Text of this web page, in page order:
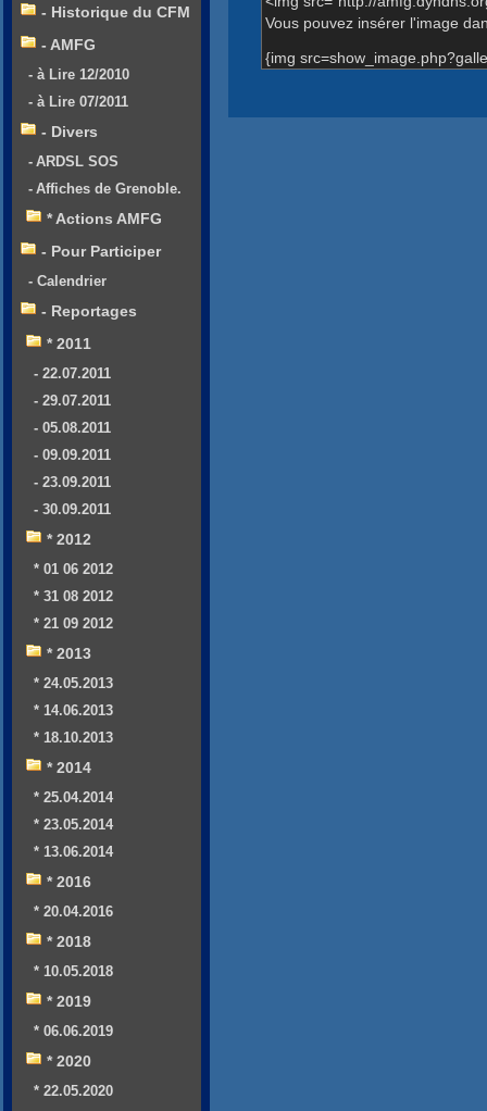
Vous pouvez insérer l'image
{img
- Historique du CFM
- AMFG
- à Lire 12/2010
- à Lire 07/2011
- Divers
- ARDSL SOS
- Affiches de Grenoble.
* Actions AMFG
- Pour Participer
- Calendrier
- Reportages
* 2011
- 22.07.2011
- 29.07.2011
- 05.08.2011
- 09.09.2011
- 23.09.2011
- 30.09.2011
* 2012
* 01 06 2012
* 31 08 2012
* 21 09 2012
* 2013
* 24.05.2013
* 14.06.2013
* 18.10.2013
* 2014
* 25.04.2014
* 23.05.2014
* 13.06.2014
* 2016
* 20.04.2016
* 2018
* 10.05.2018
* 2019
* 06.06.2019
* 2020
* 22.05.2020